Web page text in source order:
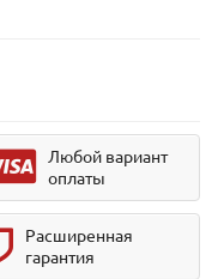
Любой вариант
оплаты
Расширенная
гарантия